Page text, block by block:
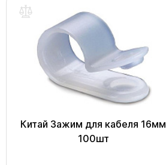
Китай Зажим для кабеля 16мм
100шт